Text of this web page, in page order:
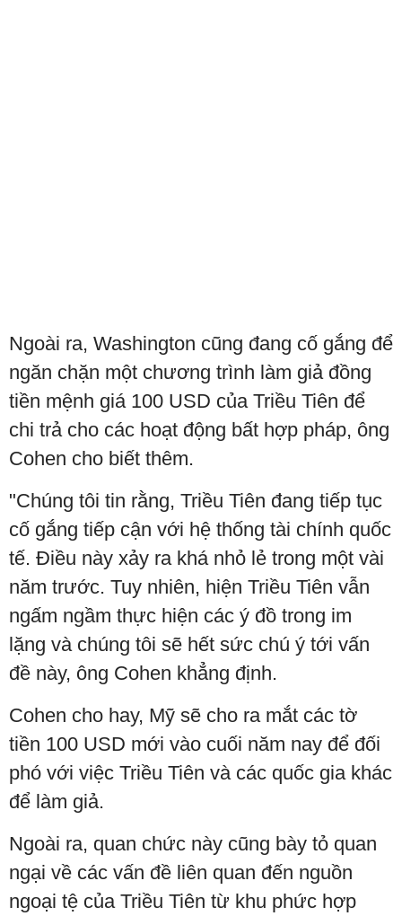
Ngoài ra, Washington cũng đang cố gắng để
ngăn chặn một chương trình làm giả đồng
tiền mệnh giá 100 USD của Triều Tiên để
chi trả cho các hoạt động bất hợp pháp, ông
Cohen cho biết thêm.
"Chúng tôi tin rằng, Triều Tiên đang tiếp tục
cố gắng tiếp cận với hệ thống tài chính quốc
tế. Điều này xảy ra khá nhỏ lẻ trong một vài
năm trước. Tuy nhiên, hiện Triều Tiên vẫn
ngấm ngầm thực hiện các ý đồ trong im
lặng và chúng tôi sẽ hết sức chú ý tới vấn
đề này, ông Cohen khẳng định.
Cohen cho hay, Mỹ sẽ cho ra mắt các tờ
tiền 100 USD mới vào cuối năm nay để đối
phó với việc Triều Tiên và các quốc gia khác
để làm giả.
Ngoài ra, quan chức này cũng bày tỏ quan
ngại về các vấn đề liên quan đến nguồn
ngoại tệ của Triều Tiên từ khu phức hợp